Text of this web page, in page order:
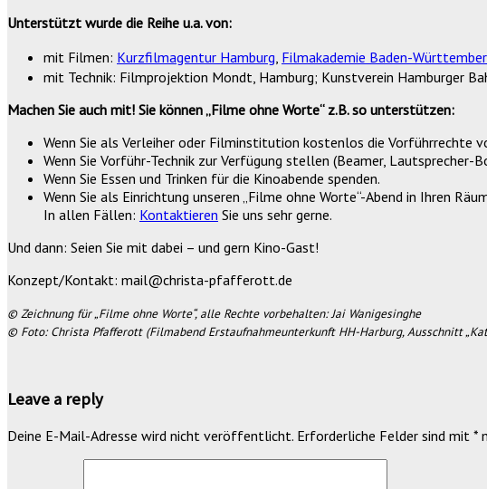
Unterstützt wurde die Reihe u.a. von:
mit Filmen: Kurzfilmagentur Hamburg Filmakademie Baden-
mit Technik: Filmprojektion Mondt, Hamburg; Kunstverein Hamburger
Machen Sie auch mit! Sie können „Filme ohne Worte“ z.B. so unterstützen:
Wenn Sie als Verleiher oder Filminstitution kostenlos die Vorführrechte
Wenn Sie Vorführ-Technik zur Verfügung stellen (Beamer, Lautsprecher-
Wenn Sie Essen und Trinken für die Kinoabende spenden.
Wenn Sie als Einrichtung unseren „Filme ohne Worte“-Abend in Ihren
In allen Fällen: Kontaktieren Sie uns sehr gerne.
Und dann: Seien Sie mit dabei – und gern Kino-Gast!
Konzept/Kontakt: mail@christa-pfafferott.de
© Zeichnung für „Filme ohne Worte“, alle Rechte vorbehalten: Jai Wanigesinghe
© Foto: Christa Pfafferott (Filmabend Erstaufnahmeunterkunft HH-Harburg, Ausschnitt
Leave a reply
Deine E-Mail-Adresse wird nicht veröffentlicht. Erforderliche Felder sind mit *